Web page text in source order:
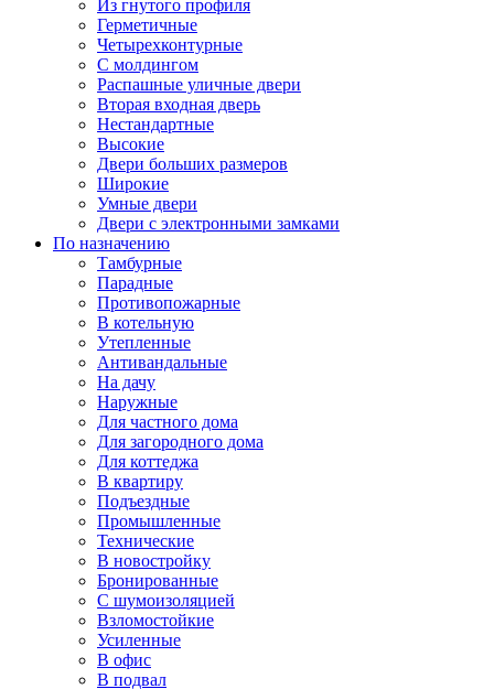
Из гнутого профиля
Герметичные
Четырехконтурные
С молдингом
Распашные уличные двери
Вторая входная дверь
Нестандартные
Высокие
Двери больших размеров
Широкие
Умные двери
Двери с электронными замками
По назначению
Тамбурные
Парадные
Противопожарные
В котельную
Утепленные
Антивандальные
На дачу
Наружные
Для частного дома
Для загородного дома
Для коттеджа
В квартиру
Подъездные
Промышленные
Технические
В новостройку
Бронированные
С шумоизоляцией
Взломостойкие
Усиленные
В офис
В подвал